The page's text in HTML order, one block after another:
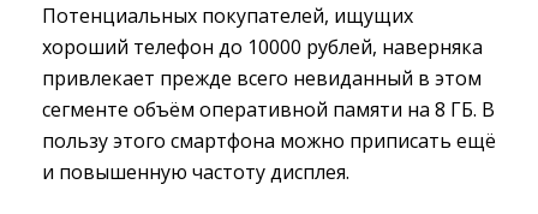
Потенциальных покупателей, ищущих
хороший телефон до 10000 рублей, наверняка
привлекает прежде всего невиданный в этом
сегменте объём оперативной памяти на 8 ГБ. В
пользу этого смартфона можно приписать ещё
и повышенную частоту дисплея.